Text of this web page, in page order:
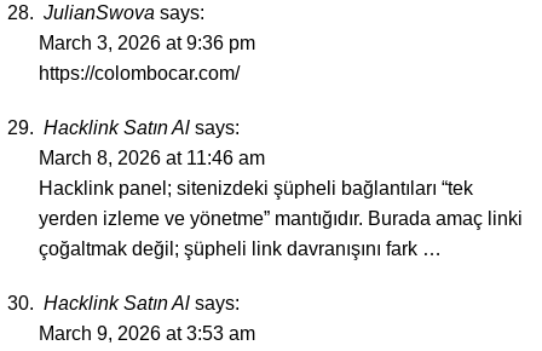
JulianSwova says:
March 3, 2026 at 9:36 pm
https://colombocar.com/
Hacklink Satın Al says:
March 8, 2026 at 11:46 am
Hacklink panel; sitenizdeki şüpheli bağlantıları “tek
yerden izleme ve yönetme” mantığıdır. Burada amaç linki
çoğaltmak değil; şüpheli link davranışını fark …
Hacklink Satın Al says:
March 9, 2026 at 3:53 am